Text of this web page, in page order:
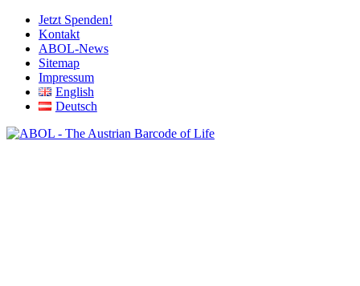
Jetzt Spenden!
Kontakt
ABOL-News
Sitemap
Impressum
English
Deutsch